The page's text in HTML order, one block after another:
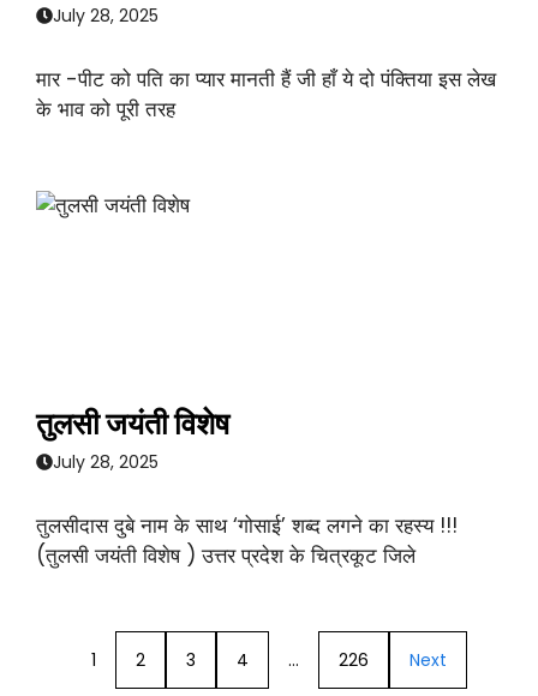
July 28, 2025
मार -पीट को पति का प्यार मानती हैं जी हाँ ये दो पंक्तिया इस लेख
के भाव को पूरी तरह
तुलसी जयंती विशेष
July 28, 2025
तुलसीदास दुबे नाम के साथ ‘गोसाई’ शब्द लगने का रहस्य !!!
(तुलसी जयंती विशेष ) उत्तर प्रदेश के चित्रकूट जिले
1 2 3 4 … 226 Next